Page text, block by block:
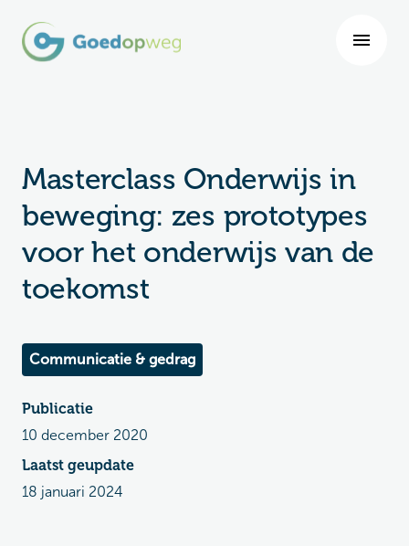
Masterclass Onderwijs in
beweging: zes prototypes
voor het onderwijs van de
toekomst
Communicatie & gedrag
Publicatie
10 december 2020
Laatst geupdate
18 januari 2024